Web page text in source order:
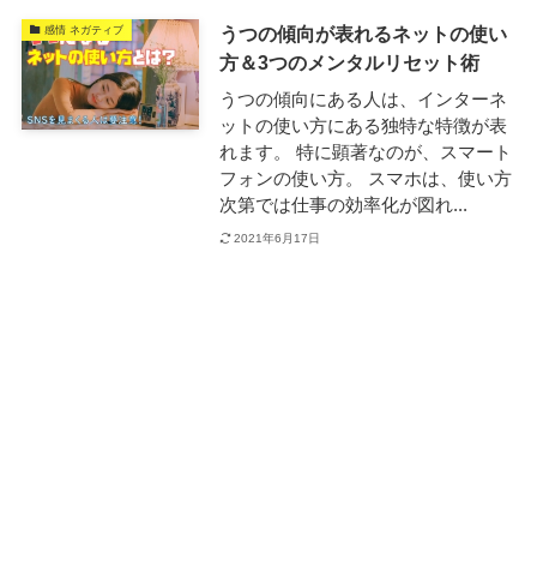
感情 ネガティブ
うつの傾向が表れるネットの使い
方＆3つのメンタルリセット術
うつの傾向にある人は、インターネ
ットの使い方にある独特な特徴が表
れます。 特に顕著なのが、スマート
フォンの使い方。 スマホは、使い方
次第では仕事の効率化が図れ...
2021年6月17日